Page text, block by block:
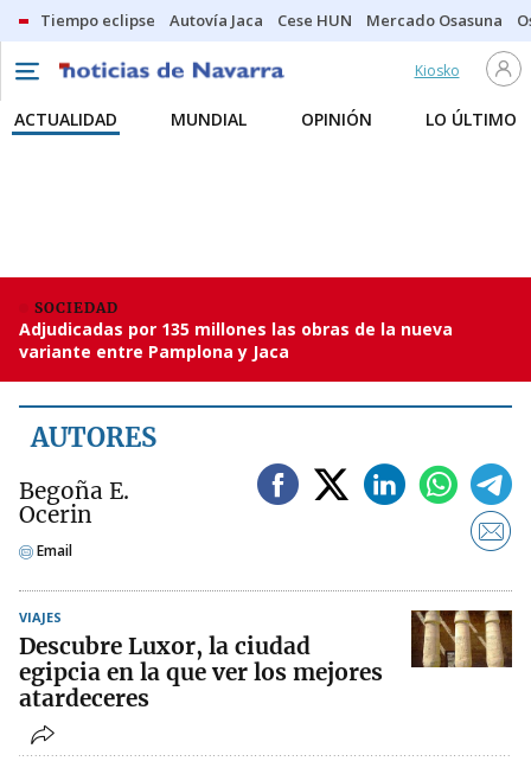
Tiempo eclipse Autovía Jaca Cese HUN Mercado Osasuna
Kiosko
ACTUALIDAD MUNDIAL OPINIÓN LO ÚLTIMO
SOCIEDAD
Adjudicadas por 135 millones las obras de la nueva
variante entre Pamplona y Jaca
AUTORES
Begoña E.
Ocerin
Email
VIAJES
Descubre Luxor, la ciudad
egipcia en la que ver los mejores
atardeceres